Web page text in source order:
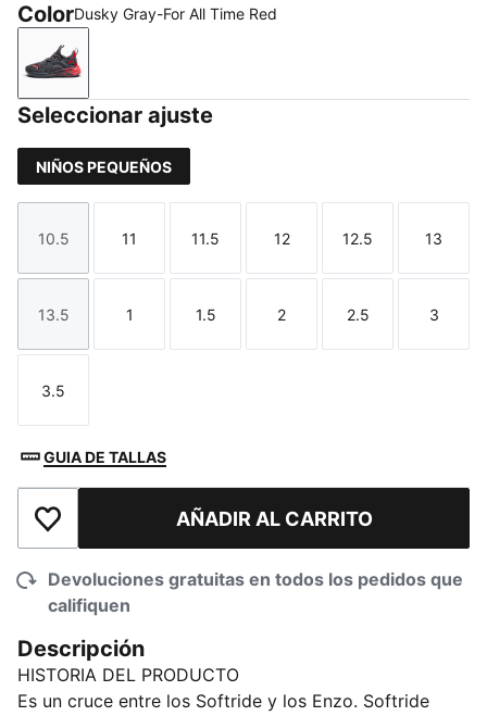
ColorDusky Gray-For All Time Red
Dusky Gray-For All Time Red
Seleccionar ajuste
NIÑOS PEQUEÑOS
Talla
10.5
Talla
11
Talla
11.5
Talla
12
Talla
12.5
Talla
13
Talla
13.5
Talla
1
Talla
1.5
Talla
2
Talla
2.5
Talla
3
Talla
3.5
GUIA DE TALLAS
Añadir a la lista de deseosAÑADIR AL CARRITO
Devoluciones gratuitas en todos los pedidos que
califiquen
Descripción
HISTORIA DEL PRODUCTO
Es un cruce entre los Softride y los Enzo. Softride